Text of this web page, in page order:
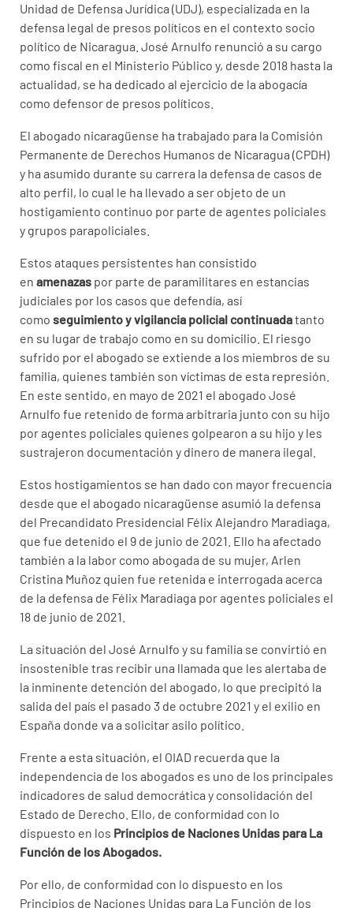
Unidad de Defensa Jurídica (UDJ), especializada en la
defensa legal de presos políticos en el contexto socio
político de Nicaragua. José Arnulfo renunció a su cargo
como fiscal en el Ministerio Público y, desde 2018 hasta la
actualidad, se ha dedicado al ejercicio de la abogacía
como defensor de presos políticos.
El abogado nicaragüense ha trabajado para la Comisión
Permanente de Derechos Humanos de Nicaragua (CPDH)
y ha asumido durante su carrera la defensa de casos de
alto perfil, lo cual le ha llevado a ser objeto de un
hostigamiento continuo por parte de agentes policiales
y grupos parapoliciales.
Estos ataques persistentes han consistido
en amenazas por parte de paramilitares en estancias
judiciales por los casos que defendía, así
como seguimiento y vigilancia policial continuadatanto
en su lugar de trabajo como en su domicilio. El riesgo
sufrido por el abogado se extiende a los miembros de su
familia, quienes también son víctimas de esta represión.
En este sentido, en mayo de 2021 el abogado José
Arnulfo fue retenido de forma arbitraria junto con su hijo
por agentes policiales quienes golpearon a su hijo y les
sustrajeron documentación y dinero de manera ilegal.
Estos hostigamientos se han dado con mayor frecuencia
desde que el abogado nicaragüense asumió la defensa
del Precandidato Presidencial Félix Alejandro Maradiaga,
que fue detenido el 9 de junio de 2021. Ello ha afectado
también a la labor como abogada de su mujer, Arlen
Cristina Muñoz quien fue retenida e interrogada acerca
de la defensa de Félix Maradiaga por agentes policiales el
18 de junio de 2021.
La situación del José Arnulfo y su familia se convirtió en
insostenible tras recibir una llamada que les alertaba de
la inminente detención del abogado, lo que precipitó la
salida del país el pasado 3 de octubre 2021 y el exilio en
España donde va a solicitar asilo político.
Frente a esta situación, el OIAD recuerda que la
independencia de los abogados es uno de los principales
indicadores de salud democrática y consolidación del
Estado de Derecho. Ello, de conformidad con lo
dispuesto en los Principios de Naciones Unidas para La
Función de los Abogados.
Por ello, de conformidad con lo dispuesto en los
Principios de Naciones Unidas para La Función de los